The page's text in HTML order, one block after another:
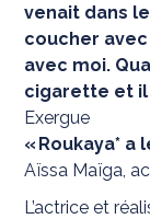
venait dans
coucher
avec moi.
cigarette et il
Exergue
« Roukaya* a
Aïssa Maïga,
L’actrice et